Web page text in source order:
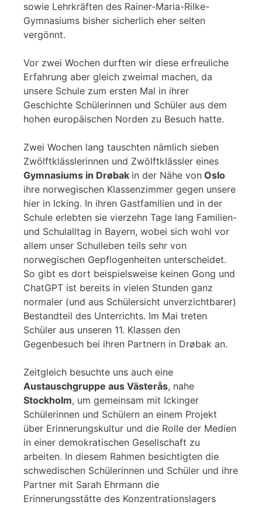
sowie Lehrkräften des Rainer-Maria-Rilke-
Gymnasiums bisher sicherlich eher selten
vergönnt.
Vor zwei Wochen durften wir diese erfreuliche
Erfahrung aber gleich zweimal machen, da
unsere Schule zum ersten Mal in ihrer
Geschichte Schülerinnen und Schüler aus dem
hohen europäischen Norden zu Besuch hatte.
Zwei Wochen lang tauschten nämlich sieben
Zwölftklässlerinnen und Zwölftklässler eines
Gymnasiums in Drøbak in der Nähe von Oslo
ihre norwegischen Klassenzimmer gegen unsere
hier in Icking. In ihren Gastfamilien und in der
Schule erlebten sie vierzehn Tage lang Familien-
und Schulalltag in Bayern, wobei sich wohl vor
allem unser Schulleben teils sehr von
norwegischen Gepflogenheiten unterscheidet.
So gibt es dort beispielsweise keinen Gong und
ChatGPT ist bereits in vielen Stunden ganz
normaler (und aus Schülersicht unverzichtbarer)
Bestandteil des Unterrichts. Im Mai treten
Schüler aus unseren 11. Klassen den
Gegenbesuch bei ihren Partnern in Drøbak an.
Zeitgleich besuchte uns auch eine
Austauschgruppe aus Västerås, nahe
Stockholm, um gemeinsam mit Ickinger
Schülerinnen und Schülern an einem Projekt
über Erinnerungskultur und die Rolle der Medien
in einer demokratischen Gesellschaft zu
arbeiten. In diesem Rahmen besichtigten die
schwedischen Schülerinnen und Schüler und ihre
Partner mit Sarah Ehrmann die
Erinnerungsstätte des Konzentrationslagers